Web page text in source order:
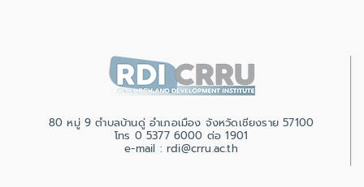
80 หมู่ 9 ตำบลบ้านดู่ อำเภอเมือง จังหวัดเชียงราย 57100
โทร 0 5377 6000 ต่อ 1901
e-mail : rdi@crru.ac.th